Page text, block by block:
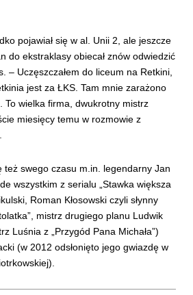
pojawiał się w al. Unii 2, ale jeszcze
do ekstraklasy obiecał znów odwiedzić
– Uczęszczałem do liceum na Retkini,
jest za ŁKS. Tam mnie zarażono
To wielka firma, dwukrotny mistrz
miesięcy temu w rozmowie z
też swego czasu m.in. legendarny Jan
wszystkim z serialu „Stawka większa
Roman Kłosowski czyli słynny
mistrz drugiego planu Ludwik
Luśnia z „Przygód Pana Michała”)
(w 2012 odsłonięto jego gwiazdę w